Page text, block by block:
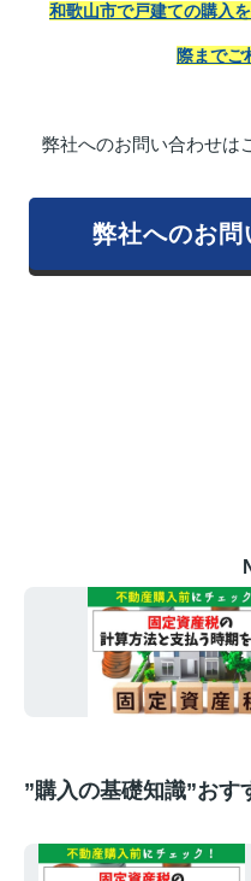
和歌山市で戸建ての購入
際までご
弊社へのお問い合わせは
弊社へのお問
”購入の基礎知識”おす